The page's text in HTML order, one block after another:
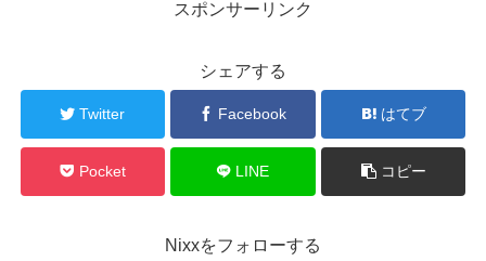
スポンサーリンク
シェアする
Twitter Facebook はてブ
Pocket LINE コピー
Nixxをフォローする